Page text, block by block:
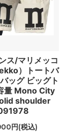
ス/マリメッコ
）トートバ
ッグ ビッグト
量 Mono City
shoulder
円(税込)